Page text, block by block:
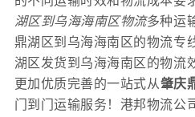
湖区到乌海海南区物流多种运
鼎湖区到乌海海南区的物流专
湖区发货到乌海海南区的物流
更加优质完善的一站式从肇庆
门到门运输服务！港邦物流公